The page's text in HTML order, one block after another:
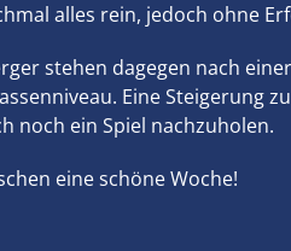
alles rein, jedoch ohne
stehen dagegen nach
Eine Steigerung
noch ein Spiel nachzuholen.
eine schöne Woche!